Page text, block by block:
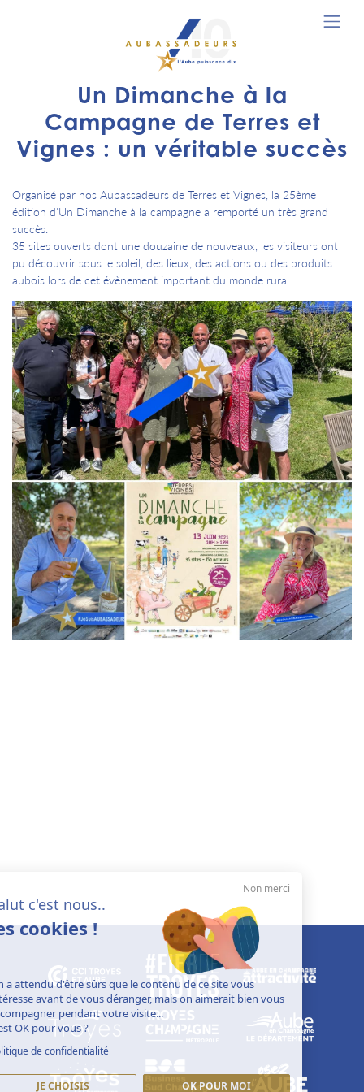
Un Dimanche à la
Campagne de Terres et
Vignes : un véritable succès
Organisé par nos Aubassadeurs de Terres et Vignes, la 25ème
édition d'Un Dimanche à la campagne a remporté un très grand
succès.
35 sites ouverts dont une douzaine de nouveaux, les visiteurs ont
pu découvrir sous le soleil, des lieux, des actions ou des produits
aubois lors de cet évènement important du monde rural.
Non merci
Salut c'est nous..
les cookies !
On a attendu d'être sûrs que le contenu de ce site vous
intéresse avant de vous déranger, mais on aimerait bien vous
accompagner pendant votre visite...
C'est OK pour vous ?
Politique de confidentialité
JE CHOISIS OK POUR MOI